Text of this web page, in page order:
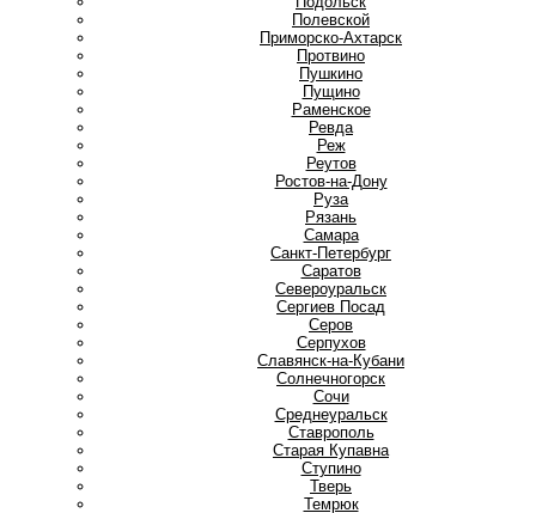
Полевской
Приморско-Ахтарск
Протвино
Пушкино
Пущино
Раменское
Ревда
Реж
Реутов
Ростов-на-Дону
Руза
Рязань
Самара
Санкт-Петербург
Саратов
Североуральск
Сергиев Посад
Серов
Серпухов
Славянск-на-Кубани
Солнечногорск
Сочи
Среднеуральск
Ставрополь
Старая Купавна
Ступино
Тверь
Темрюк